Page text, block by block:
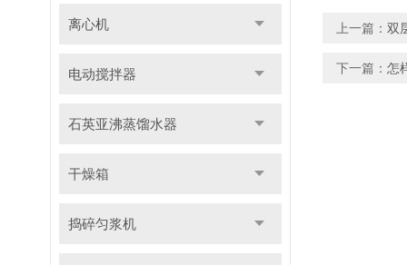
离心机
电动搅拌器
石英亚沸蒸馏水器
干燥箱
捣碎匀浆机
上一篇： 双
下一篇： 怎